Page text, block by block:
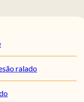
ralado